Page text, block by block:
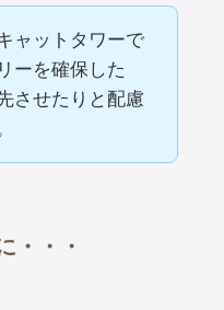
ャットタワーで
ーを確保した
させたりと配慮
・・・